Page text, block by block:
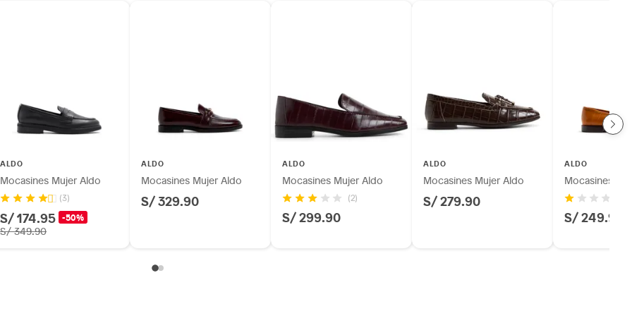
IN307
suplementos alimenticios, vitaminas.
ALDO
Mocasines Mujer Aldo
(3)
S/ 174.95 -50%
S/ 349.90
ALDO
Mocasines Mujer Aldo
S/ 329.90
ALDO
Mocasines Mujer Aldo
(2)
S/ 299.90
ALDO
Mocasines Mujer Aldo
S/ 279.90
ALDO
Mocasines
S/ 249.90